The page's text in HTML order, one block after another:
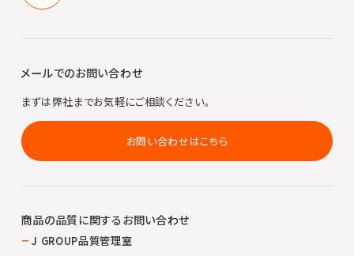
メールでのお問い合わせ
まずは弊社までお気軽にご相談ください。
お問い合わせはこちら
商品の品質に関するお問い合わせ
J GROUP品質管理室